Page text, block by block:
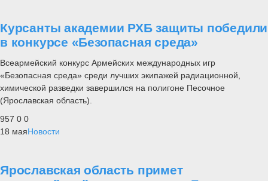
Курсанты академии РХБ защиты победили
в конкурсе «Безопасная среда»
Всеармейский конкурс Армейских международных игр
«Безопасная среда» среди лучших экипажей радиационной,
химической разведки завершился на полигоне Песочное
(Ярославская область).
957 0 0
18 маяНовости
Ярославская область примет